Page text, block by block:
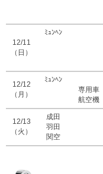
12/11
（日）
ﾐｭﾝﾍﾝ
12/12
（月）
ﾐｭﾝﾍﾝ
専用車
航空機
12/13
（火）
成田
羽田
関空